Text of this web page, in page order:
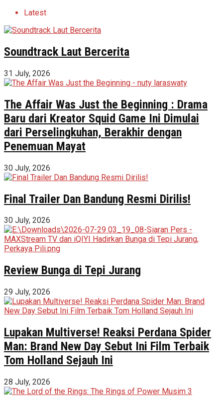
Latest
Soundtrack Laut Bercerita
31 July, 2026
The Affair Was Just the Beginning : Drama
Baru dari Kreator Squid Game Ini Dimulai
dari Perselingkuhan, Berakhir dengan
Penemuan Mayat
30 July, 2026
Final Trailer Dan Bandung Resmi Dirilis!
30 July, 2026
Review Bunga di Tepi Jurang
29 July, 2026
Lupakan Multiverse! Reaksi Perdana Spider
Man: Brand New Day Sebut Ini Film Terbaik
Tom Holland Sejauh Ini
28 July, 2026